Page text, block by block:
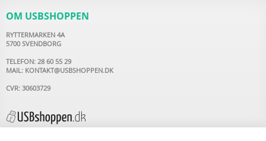
OM USBSHOPPEN
RYTTERMARKEN 4A
5700 SVENDBORG
TELEFON: 28 60 55 29
MAIL: KONTAKT@USBSHOPPEN.DK
CVR: 30603729